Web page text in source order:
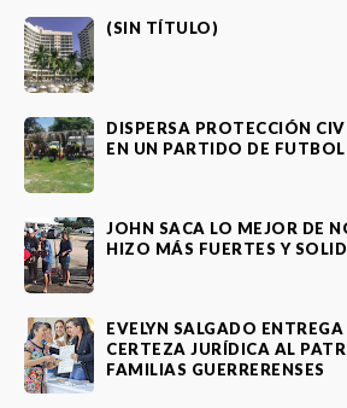
(SIN TÍTULO)
DISPERSA PROTECCIÓN
EN UN PARTIDO DE FUTBOL
JOHN SACA LO MEJOR DE
HIZO MÁS FUERTES Y
EVELYN SALGADO
CERTEZA JURÍDICA AL
FAMILIAS GUERRERENSES